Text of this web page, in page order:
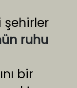
şehirler
ruhu
bir